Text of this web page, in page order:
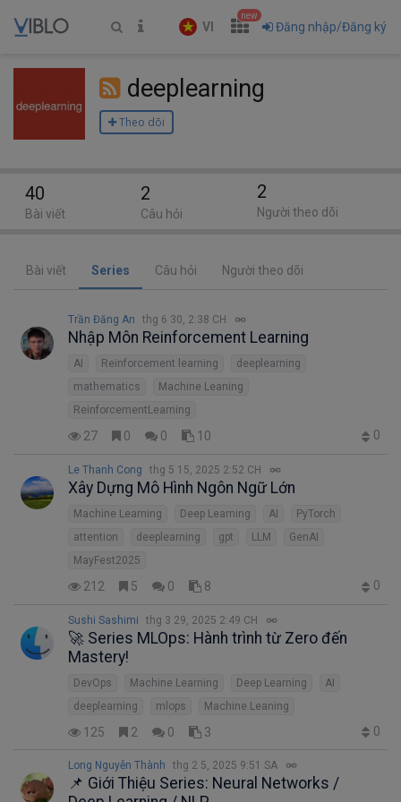
VI
new
Đăng nhập/Đăng ký
deeplearning
Theo dõi
Bài viết Series Câu hỏi Người theo dõi
Trần Đăng An thg 6 30, 2:38 CH
Nhập Môn Reinforcement Learning
AI Reinforcement learning
deeplearning
mathematics
Machine Leaning
ReinforcementLearning
27 0 0 10 0
Le Thanh Cong thg 5 15, 2025 2:52 CH
Xây Dựng Mô Hình Ngôn Ngữ Lớn
Machine Learning Deep Learning AI
PyTorch
attention
deeplearning gpt LLM
GenAI
MayFest2025
212 5 0 8 0
Sushi Sashimi thg 3 29, 2025 2:49 CH
🚀 Series MLOps: Hành trình từ Zero đến
Mastery!
DevOps Machine Learning Deep Learning
AI
deeplearning
mlops Machine Leaning
125 2 0 3 0
Long Nguyễn Thành thg 2 5, 2025 9:51 SA
📌 Giới Thiệu Series: Neural Networks /
40
Bài viết
2
Câu hỏi
2
Người theo dõi